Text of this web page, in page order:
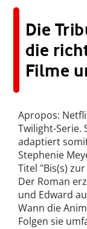
Die
die
Filme
Apropos:
Twilight-Serie.
adaptiert
Stephenie
Titel "Bis(s)
Der Roman
und Edward
Wann die
Folgen sie